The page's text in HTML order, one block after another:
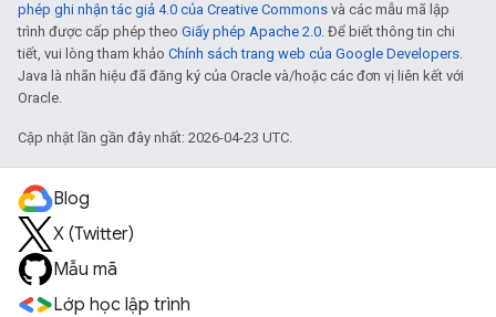
phép ghi nhận tác giả 4.0 của Creative Commons và các mẫu mã lập
trình được cấp phép theo Giấy phép Apache 2.0. Để biết thông tin chi
tiết, vui lòng tham khảo Chính sách trang web của Google Developers.
Java là nhãn hiệu đã đăng ký của Oracle và/hoặc các đơn vị liên kết với
Oracle.
Cập nhật lần gần đây nhất: 2026-04-23 UTC.
Blog
X (Twitter)
Mẫu mã
Lớp học lập trình